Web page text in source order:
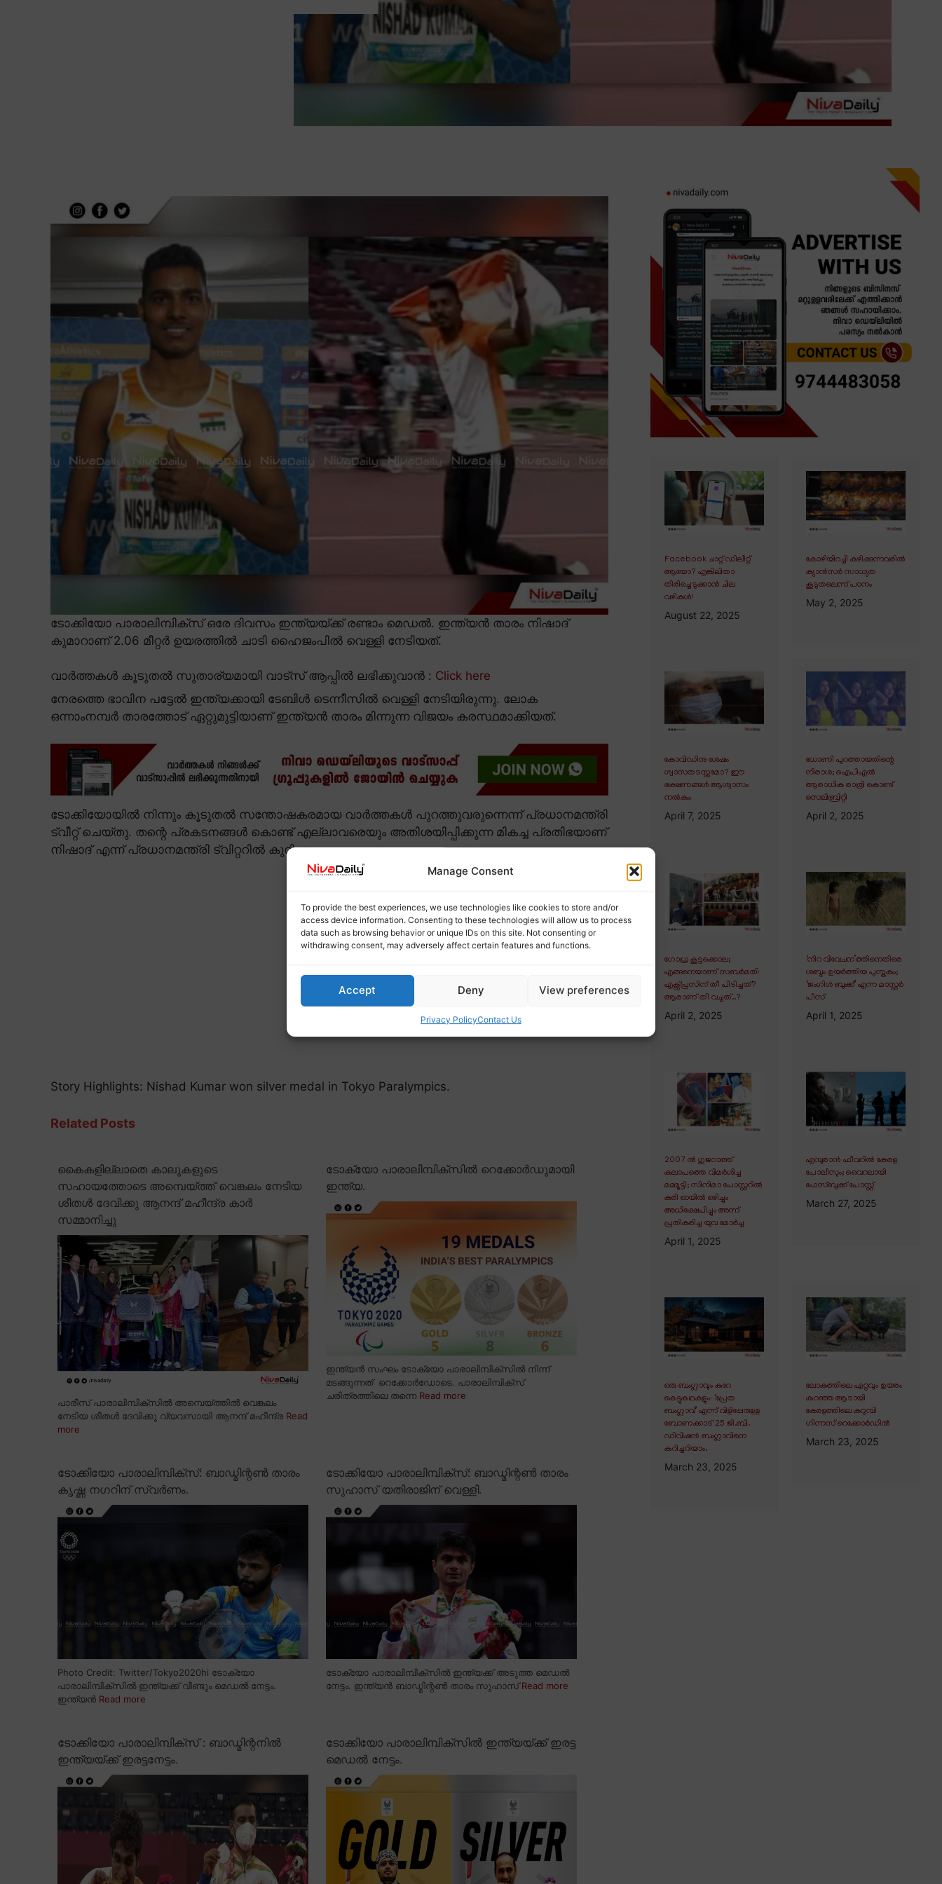
Manage Consent
To provide the best experiences, we use technologies like cookies to store and/or
access device information. Consenting to these technologies will allow us to process
data such as browsing behavior or unique IDs on this site. Not consenting or
withdrawing consent, may adversely affect certain features and functions.
Accept Deny View preferences
Privacy PolicyContact Us
ടോക്കിയോ പാരാലിമ്പിക്സ് ഒരേ ദിവസം ഇന്ത്യയ്ക്ക് രണ്ടാം മെഡൽ. ഇന്ത്യൻ താരം നിഷാദ്
കുമാറാണ് 2.06 മീറ്റർ ഉയരത്തിൽ ചാടി ഹൈജംപിൽ വെള്ളി നേടിയത്.
വാർത്തകൾ കൂടുതൽ സുതാര്യമായി വാട്സ് ആപ്പിൽ ലഭിക്കുവാൻ : Click here
നേരത്തെ ഭാവിന പട്ടേൽ ഇന്ത്യക്കായി ടേബിൾ ടെന്നീസിൽ വെള്ളി നേടിയിരുന്നു. ലോക
ഒന്നാംനമ്പർ താരത്തോട് ഏറ്റുമുട്ടിയാണ് ഇന്ത്യൻ താരം മിന്നുന്ന വിജയം കരസ്ഥമാക്കിയത്.
ടോക്കിയോയിൽ നിന്നും കൂടുതൽ സന്തോഷകരമായ വാർത്തകൾ പുറത്തുവരുന്നെന്ന് പ്രധാനമന്ത്രി
ട്വീറ്റ് ചെയ്തു. തന്റെ പ്രകടനങ്ങൾ കൊണ്ട് എല്ലാവരെയും അതിശയിപ്പിക്കുന്ന മികച്ച പ്രതിഭയാണ്
നിഷാദ് എന്ന് പ്രധാനമന്ത്രി ട്വിറ്ററിൽ കുറിച്ചു.
Story Highlights: Nishad Kumar won silver medal in Tokyo Paralympics.
Related Posts
കൈകളില്ലാതെ കാലുകളുടെ
സഹായത്തോടെ അമ്പെയ്ത്ത് വെങ്കലം നേടിയ
ശീതൾ ദേവിക്കു ആനന്ദ് മഹീന്ദ്ര കാർ
സമ്മാനിച്ചു
പാരീസ് പാരാലിമ്പിക്സിൽ അമ്പെയ്ത്തിൽ വെങ്കലം
നേടിയ ശീതൾ ദേവിക്കു വ്യവസായി ആനന്ദ് മഹീന്ദ്ര Read
more
ടോക്യോ പാരാലിമ്പിക്സിൽ റെക്കോർഡുമായി
ഇന്ത്യ.
ഇന്ത്യൻ സംഘം ടോക്യോ പാരാലിമ്പിക്സിൽ നിന്ന്
മടങ്ങുന്നത് റെക്കോർഡോടെ. പാരാലിമ്പിക്സ്
ചരിത്രത്തിലെ തന്നെ Read more
ടോക്കിയോ പാരാലിമ്പിക്സ്: ബാഡ്മിന്റൺ താരം
കൃഷ്ണ നഗറിന് സ്വർണം.
Photo Credit: Twitter/Tokyo2020hi ടോക്യോ
പാരാലിമ്പിക്സിൽ ഇന്ത്യക്ക് വീണ്ടും മെഡൽ നേട്ടം.
ഇന്ത്യൻ Read more
ടോക്കിയോ പാരാലിമ്പിക്സ്: ബാഡ്മിന്റൺ താരം
സുഹാസ് യതിരാജിന് വെള്ളി.
ടോക്യോ പാരാലിമ്പിക്സിൽ ഇന്ത്യക്ക് അടുത്ത മെഡൽ
നേട്ടം. ഇന്ത്യൻ ബാഡ്മിന്റൺ താരം സുഹാസ്Read more
ടോക്കിയോ പാരാലിമ്പിക്സ് : ബാഡ്മിന്റനിൽ
ഇന്ത്യയ്ക്ക് ഇരട്ടനേട്ടം.
ടോക്കിയോ പാരാലിമ്പിക്സിൽ ഇന്ത്യയ്ക്ക് ഇരട്ട
മെഡൽ നേട്ടം.
Facebook ചാറ്റ് ഡിലീറ്റ്
ആയോ? എങ്കിലിതാ
തിരിച്ചെടുക്കാൻ ചില
വഴികൾ!
August 22, 2025
കോഴിയിറച്ചി കഴിക്കുന്നവരിൽ
ക്യാൻസർ സാധ്യത
കൂടുതലെന്ന് പഠനം
May 2, 2025
കോവിഡിനു ശേഷം
ശ്വാസതടസ്സമോ? ഈ
ഭക്ഷണങ്ങൾ ആശ്വാസം
നൽകും
April 7, 2025
ധോണി പുറത്തായതിന്റെ
നിരാശ; ഐപിഎൽ
ആരാധിക രാത്രി കൊണ്ട്
സെലിബ്രിറ്റി
April 2, 2025
ഗോധ്ര കൂട്ടക്കൊല;
എങ്ങനെയാണ് സബർമതി
എക്സ്പ്രസിന് തീ പിടിച്ചത്?
ആരാണ് തീ വച്ചത്..?
April 2, 2025
‘നിറ വിവേചന’ത്തിനെതിരെ
ശബ്ദം ഉയർത്തിയ പുസ്തകം;
‘ജംഗിൾ ബുക്ക്’ എന്ന മാസ്റ്റർ
പീസ്
April 1, 2025
2007 ൽ ഗുജറാത്ത്
കലാപത്തെ വിമർശിച്ച
മമ്മൂട്ടി; സിനിമാ പോസ്റ്ററിൽ
കരി ഓയിൽ ഒഴിച്ചും
അധിക്ഷേപിച്ചും അന്ന്
പ്രതികരിച്ച യുവ മോർച്ച
April 1, 2025
എമ്പുരാൻ ഫീവറിൽ കേരള
പോലീസും; വൈറലായി
ഫേസ്ബുക്ക് പോസ്റ്റ്
March 27, 2025
ഒരു ബംഗ്ലാവും കുറേ
കെട്ടുകഥകളും∙ ‘പ്രേത
ബംഗ്ലാവ്’ എന്ന് വിളിപ്പേരുള്ള
ബോണക്കാട് 25 ജി.ബി.
ഡിവിഷൻ ബംഗ്ലാവിനെ
കുറിച്ചറിയാം.
March 23, 2025
ലോകത്തിലെ ഏറ്റവും ഉയരം
കുറഞ്ഞ ആടായി
കേരളത്തിലെ കറുമ്പി
ഗിന്നസ് റെക്കോർഡിൽ
March 23, 2025